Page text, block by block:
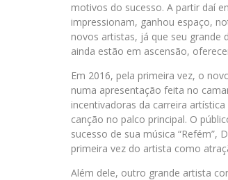
motivos do sucesso. A partir daí
impressionam, ganhou espaço,
novos artistas, já que seu grande
ainda estão em ascensão,
Em 2016, pela primeira vez, o
numa apresentação feita no
incentivadoras da carreira
canção no palco principal. O
sucesso de sua música
primeira vez do artista como
Além dele, outro grande artista